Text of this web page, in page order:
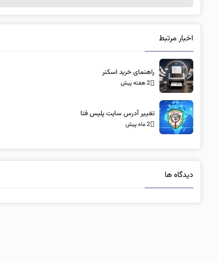
اخبار مرتبط
راهنمای خرید اسکنر
2 هفته پیش
تغییر آدرس سایت پلیس فتا
2 ماه پیش
دیدگاه ها